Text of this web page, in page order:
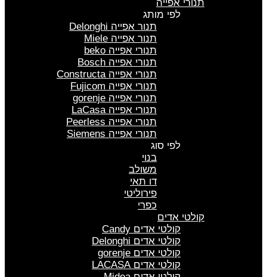
תנורי אפייה
לפי מותג
תנור אפייה Delonghi
תנור אפייה Miele
תנורי אפייה beko
תנורי אפייה Bosch
תנורי אפייה Constructa
תנורי אפייה Fujicom
תנורי אפייה gorenje
תנורי אפייה LaCasa
תנורי אפייה Peerless
תנורי אפייה Siemens
לפי סוג
בנוי
משולב
דו תאי
פירוליטי
כפרי
קולטי אדים
קולטי אדים Candy
קולטי אדים Delonghi
קולטי אדים gorenje
קולטי אדים LACASA